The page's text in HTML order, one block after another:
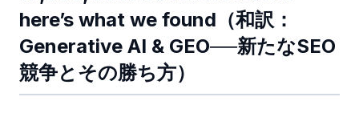
here’s what we found（和訳：
Generative AI & GEO──新たなSEO
競争とその勝ち方）